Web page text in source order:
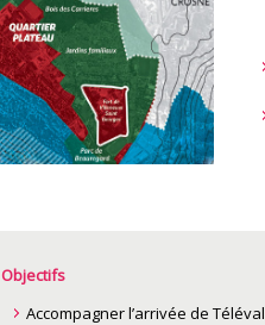
Objectifs
Accompagner l’arrivée de Téléval